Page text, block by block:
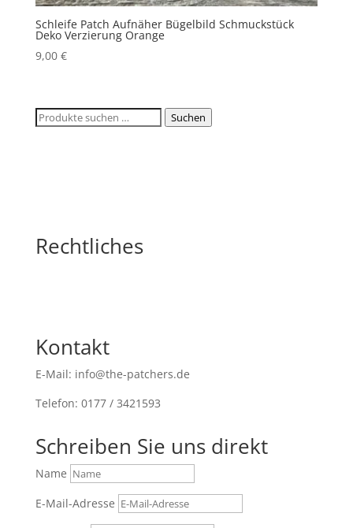
Schleife Patch Aufnäher Bügelbild Schmuckstück
Deko Verzierung Orange
9,00 €
Suchen
Suchen
Rechtliches
Kontakt
E-Mail: info@the-patchers.de
Telefon: 0177 / 3421593
Schreiben Sie uns direkt
Name
E-Mail-Adresse